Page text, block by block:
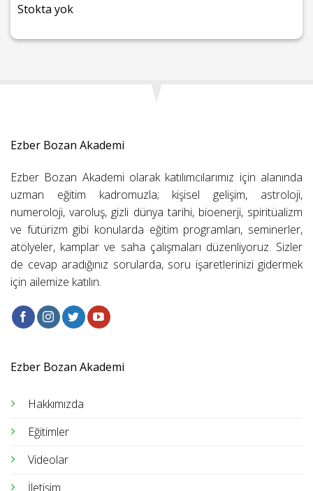
Stokta yok
Ezber Bozan Akademi
Ezber Bozan Akademi olarak katılımcılarımız için alanında
uzman eğitim kadromuzla; kişisel gelişim, astroloji,
numeroloji, varoluş, gizli dünya tarihi, bioenerji, spiritüalizm
ve fütürizm gibi konularda eğitim programları, seminerler,
atölyeler, kamplar ve saha çalışmaları düzenliyoruz. Sizler
de cevap aradığınız sorularda, soru işaretlerinizi gidermek
için ailemize katılın.
Ezber Bozan Akademi
Hakkımızda
Eğitimler
Videolar
İletişim